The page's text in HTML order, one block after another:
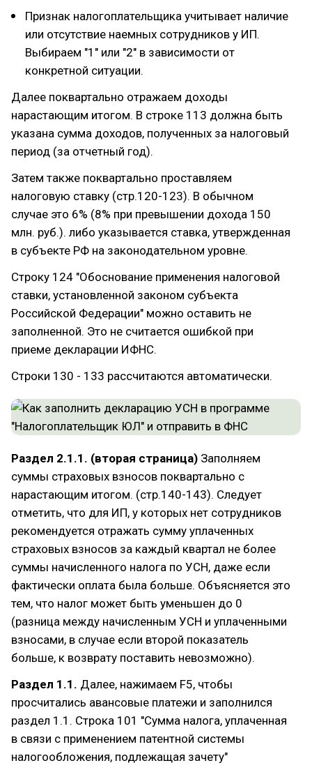
Признак налогоплательщика учитывает наличие
или отсутствие наемных сотрудников у ИП.
Выбираем "1" или "2" в зависимости от
конкретной ситуации.
Далее поквартально отражаем доходы
нарастающим итогом. В строке 113 должна быть
указана сумма доходов, полученных за налоговый
период (за отчетный год).
Затем также поквартально проставляем
налоговую ставку (стр.120-123). В обычном
случае это 6% (8% при превышении дохода 150
млн. руб.). либо указывается ставка, утвержденная
в субъекте РФ на законодательном уровне.
Строку 124 "Обоснование применения налоговой
ставки, установленной законом субъекта
Российской Федерации" можно оставить не
заполненной. Это не считается ошибкой при
приеме декларации ИФНС.
Строки 130 - 133 рассчитаются автоматически.
Раздел 2.1.1. (вторая страница) Заполняем
суммы страховых взносов поквартально с
нарастающим итогом. (стр.140-143). Следует
отметить, что для ИП, у которых нет сотрудников
рекомендуется отражать сумму уплаченных
страховых взносов за каждый квартал не более
суммы начисленного налога по УСН, даже если
фактически оплата была больше. Объясняется это
тем, что налог может быть уменьшен до 0
(разница между начисленным УСН и уплаченными
взносами, в случае если второй показатель
больше, к возврату поставить невозможно).
Раздел 1.1. Далее, нажимаем F5, чтобы
просчитались авансовые платежи и заполнился
раздел 1.1. Строка 101 "Сумма налога, уплаченная
в связи с применением патентной системы
налогообложения, подлежащая зачету"